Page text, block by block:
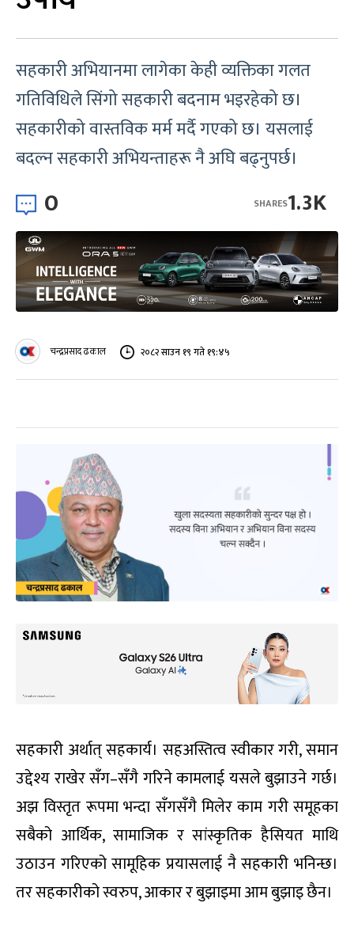
सहकारी अभियानमा लागेका केही व्यक्तिका गलत
गतिविधिले सिंगो सहकारी बदनाम भइरहेको छ।
सहकारीको वास्तविक मर्म मर्दै गएको छ। यसलाई
बदल्न सहकारी अभियन्ताहरू नै अघि बढ्नुपर्छ।
0 1.3K
SHARES
चन्द्रप्रसाद ढकाल २०८२ साउन १९ गते १९:४५
सहकारी अर्थात् सहकार्य। सहअस्तित्व स्वीकार गरी, समान
उद्देश्य राखेर सँग–सँगै गरिने कामलाई यसले बुझाउने गर्छ।
अझ विस्तृत रूपमा भन्दा सँगसँगै मिलेर काम गरी समूहका
सबैको आर्थिक, सामाजिक र सांस्कृतिक हैसियत माथि
उठाउन गरिएको सामूहिक प्रयासलाई नै सहकारी भनिन्छ।
तर सहकारीको स्वरुप, आकार र बुझाइमा आम बुझाइ छैन।